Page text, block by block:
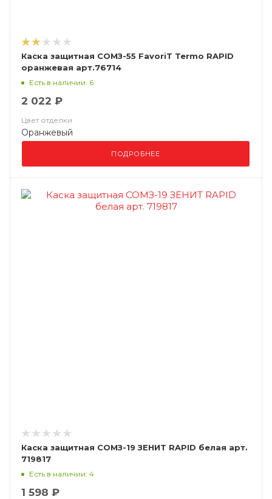
Каска защитная СОМЗ-55 FavoriT Termo RAPID
оранжевая арт.76714
Есть в наличии: 6
2 022 ₽
Цвет отделки
Оранжевый
ПОДРОБНЕЕ
Каска защитная СОМЗ-19 ЗЕНИТ RAPID белая арт.
719817
Есть в наличии: 4
1 598 ₽